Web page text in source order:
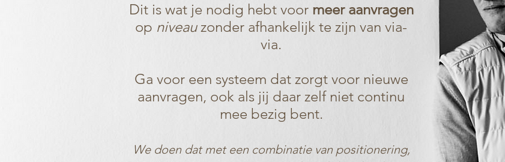
Dit is wat je nodig hebt voor meer aanvragen
op niveauzonder afhankelijk te zijn van via-
via.
Ga voor een systeem dat zorgt voor nieuwe
aanvragen, ook als jij daar zelf niet continu
mee bezig bent.
We doen dat met een combinatie van positionering,